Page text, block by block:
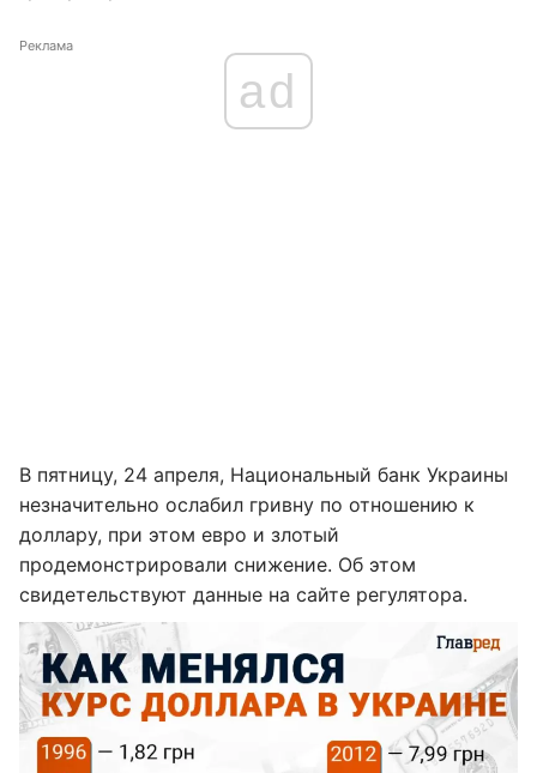
Реклама
ad
В пятницу, 24 апреля, Национальный банк Украины
незначительно ослабил гривну по отношению к
доллару, при этом евро и злотый
продемонстрировали снижение. Об этом
свидетельствуют данные на сайте регулятора.